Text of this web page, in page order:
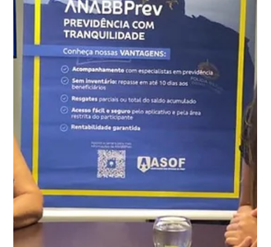
18 de mai.
Chegou o App ASOF PMDF: a associação
na palma da sua mão
A ASOF PMDF lançou seu aplicativo oficial para
aproximar ainda mais a associação dos seus
associados. Disponível para iOS e Android, o app